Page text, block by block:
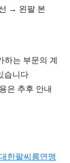
→ 왼팔 본
하는 부문의 계
습니다.
은 추후 안내
한팔씨름연맹